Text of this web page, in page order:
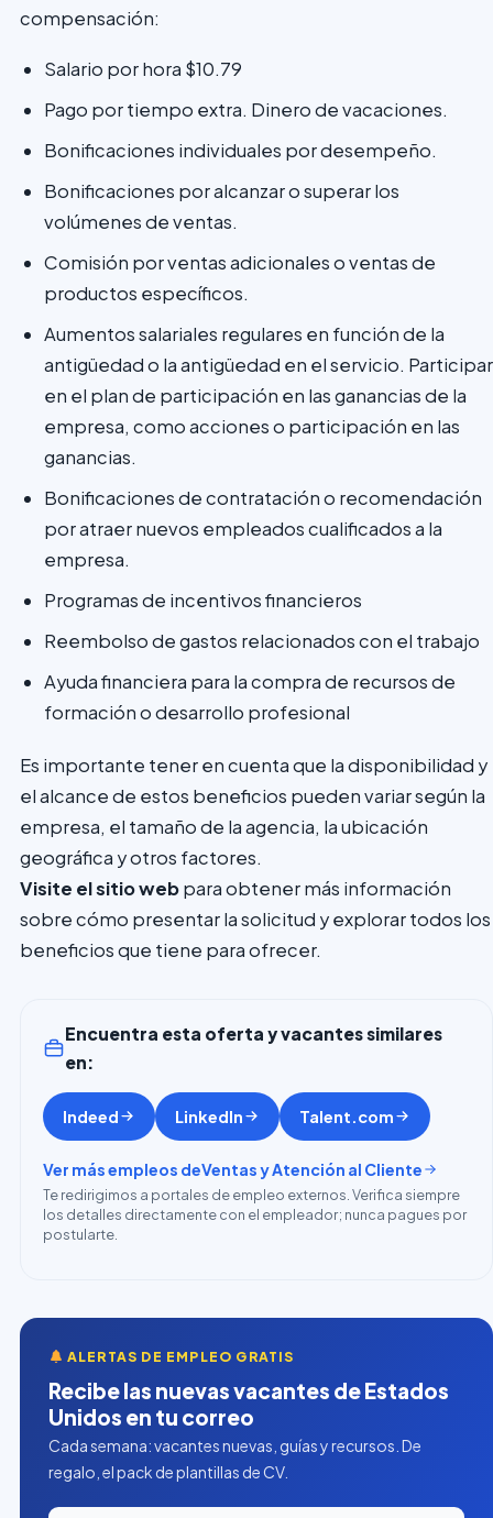
compensación:
Salario por hora $10.79
Pago por tiempo extra. Dinero de vacaciones.
Bonificaciones individuales por desempeño.
Bonificaciones por alcanzar o superar los
volúmenes de ventas.
Comisión por ventas adicionales o ventas de
productos específicos.
Aumentos salariales regulares en función de la
antigüedad o la antigüedad en el servicio. Participar
en el plan de participación en las ganancias de la
empresa, como acciones o participación en las
ganancias.
Bonificaciones de contratación o recomendación
por atraer nuevos empleados cualificados a la
empresa.
Programas de incentivos financieros
Reembolso de gastos relacionados con el trabajo
Ayuda financiera para la compra de recursos de
formación o desarrollo profesional
Es importante tener en cuenta que la disponibilidad y
el alcance de estos beneficios pueden variar según la
empresa, el tamaño de la agencia, la ubicación
geográfica y otros factores.
Visite el sitio webpara obtener más información
sobre cómo presentar la solicitud y explorar todos los
beneficios que tiene para ofrecer.
Encuentra esta oferta y vacantes similares
en:
Indeed LinkedIn Talent.com
Ver más empleos deVentas y Atención al Cliente
Te redirigimos a portales de empleo externos. Verifica siempre
los detalles directamente con el empleador; nunca pagues por
postularte.
ALERTAS DE EMPLEO GRATIS
Recibe las nuevas vacantes de Estados
Unidos en tu correo
Cada semana: vacantes nuevas, guías y recursos. De
regalo, el pack de plantillas de CV.